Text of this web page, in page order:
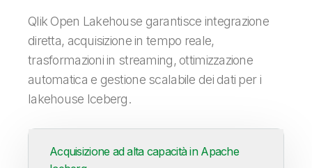
Qlik Open Lakehouse garantisce integrazione
diretta, acquisizione in tempo reale,
trasformazioni in streaming, ottimizzazione
automatica e gestione scalabile dei dati per i
lakehouse Iceberg.
Acquisizione ad alta capacità in Apache